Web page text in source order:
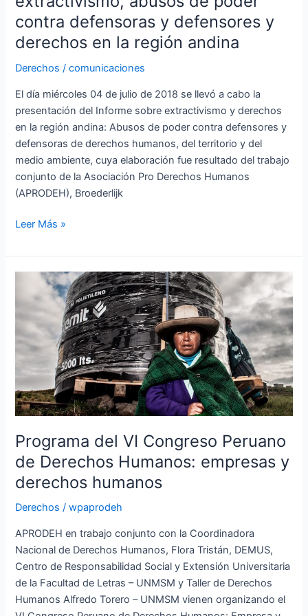
contra defensoras y defensores y
derechos en la región andina
Derechos /comunicaciones
El día miércoles 04 de julio de 2018 se llevó a cabo la
presentación del Informe sobre extractivismo y derechos
en la región andina: Abusos de poder contra defensores y
defensoras de derechos humanos, del territorio y del
medio ambiente, cuya elaboración fue resultado del trabajo
conjunto de la Asociación Pro Derechos Humanos
(APRODEH), Broederlijk
derechos
en
la
Leer Más »
Programa del VI Congreso Peruano
de Derechos Humanos: empresas y
derechos humanos
Derechos /wpaprodeh
APRODEH en trabajo conjunto con la Coordinadora
Nacional de Derechos Humanos, Flora Tristán, DEMUS,
Centro de Responsabilidad Social y Extensión Universitaria
de la Facultad de Letras – UNMSM y Taller de Derechos
Humanos Alfredo Torero – UNMSM vienen organizando el
Programa
VI
Congreso
Peruano
de
Derechos
Humanos:
empresas
derechos
humanos